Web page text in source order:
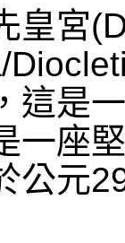
皇宮
這是
一座
公元